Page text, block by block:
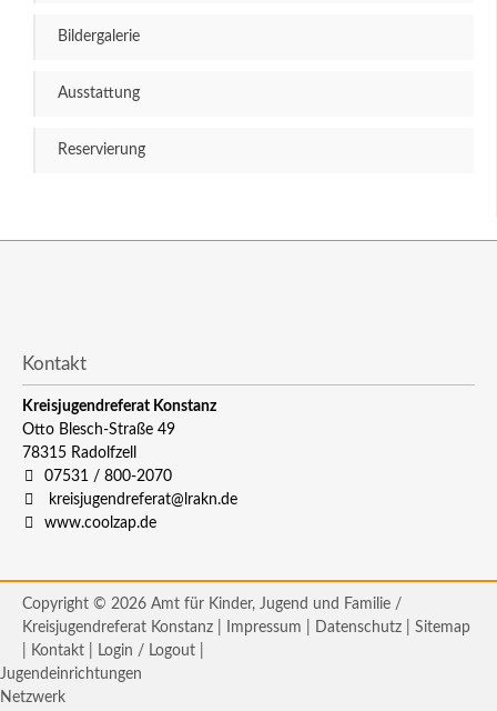
Bildergalerie
Ausstattung
Reservierung
Kontakt
Kreisjugendreferat Konstanz
Otto Blesch-Straße 49
78315 Radolfzell
07531 / 800-2070
kreisjugendreferat@lrakn.de
www.coolzap.de
Copyright © 2026 Amt für Kinder, Jugend und Familie /
Kreisjugendreferat Konstanz |
Impressum Datenschutz
Sitemap
Kontakt Login / Logout
Jugendeinrichtungen
Netzwerk